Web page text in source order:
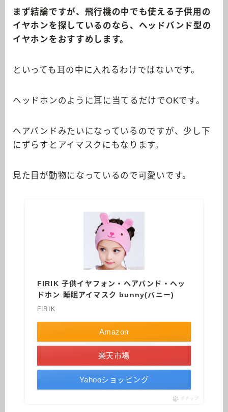
まず結論ですが、飛行機の中でも使える子供用の
イヤホンを探しているのなら、ヘッドバンド型の
イヤホンをおすすめします。
といっても耳の中に入れるわけではないです。
ヘッドホンのように耳に当てるだけでOKです。
ヘアバンドみたいになっているのですが、少し下
にずらすとアイマスクにもなります。
見た目が動物になっているので可愛いです。
FIRIK 子供イヤフォン・ヘアバンド・ヘッ
ドホン 睡眠アイマスク bunny(バニー)
FIRIK
Amazon
楽天市場
Yahooショッピング
ポチップ